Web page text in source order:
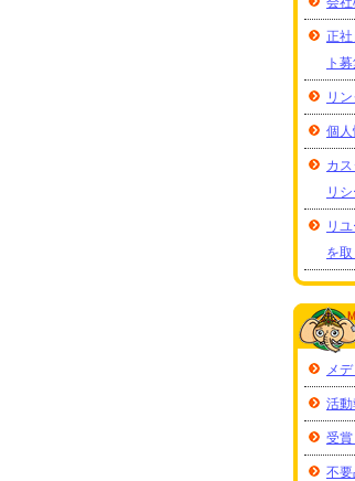
正
ト
リ
個
カ
リ
リ
を
メ
活
受
不